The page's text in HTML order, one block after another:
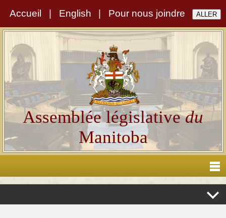
Accueil English Pour nous joindre
Assemblée législativedu
Manitoba